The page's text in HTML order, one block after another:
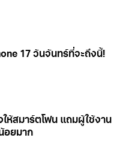
17 วันจันทร์ที่จะถึงนี้!
ให้สมาร์ตโฟน แถมผู้ใช้งาน
อยมาก